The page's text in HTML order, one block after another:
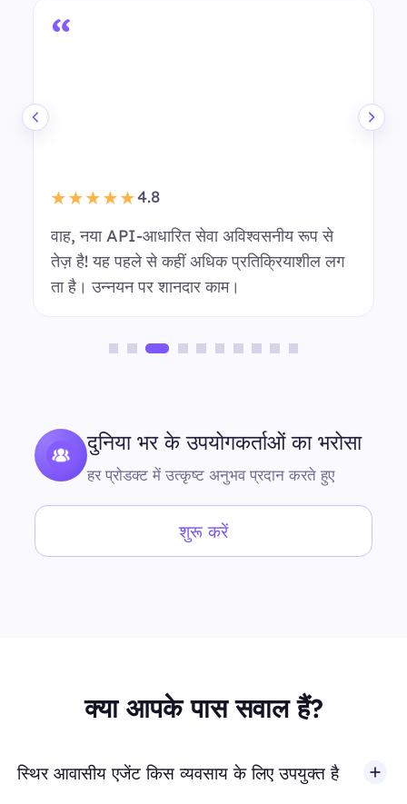
दिया है। शानदार सुधार!
गुमनाम उपयोगकर्ता
मार्केट रिसर्च टीम
दुनिया भर के उपयोगकर्ताओं का भरोसा
हर प्रोडक्ट में उत्कृष्ट अनुभव प्रदान करते हुए
शुरू करें
क्या आपके पास सवाल हैं?
स्थिर आवासीय एजेंट किस व्यवसाय के लिए उपयुक्त है